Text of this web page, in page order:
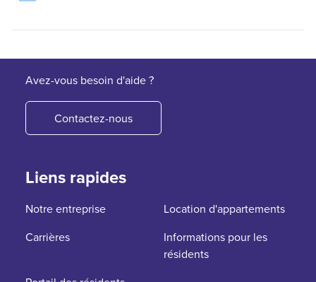
Avez-vous besoin d'aide ?
Contactez-nous
Liens rapides
Notre entreprise
Location d'appartements
Carrières
Informations pour les
résidents